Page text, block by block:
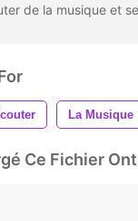
de la musique et
La Musique
Ce Fichier